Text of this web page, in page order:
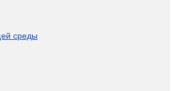
среды